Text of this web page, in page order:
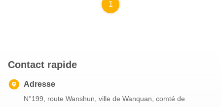
1
Contact rapide
Adresse
N°199, route Wanshun, ville de Wanquan, comté de